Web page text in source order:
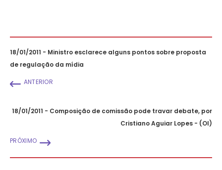
18/01/2011 - Ministro esclarece alguns pontos sobre proposta
de regulação da mídia
ANTERIOR
18/01/2011 - Composição de comissão pode travar debate, por
Cristiano Aguiar Lopes - (OI)
PRÓXIMO